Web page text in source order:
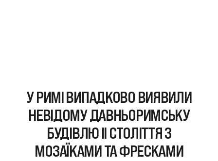
У РИМІ ВИПАДКОВО ВИЯВИЛИ
НЕВІДОМУ ДАВНЬОРИМСЬКУ
БУДІВЛЮ II СТОЛІТТЯ З
МОЗАЇКАМИ ТА ФРЕСКАМИ